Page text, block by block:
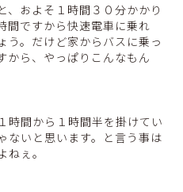
、およそ１時間３０分かかり
間ですから快速電車に乗れ
う。だけど家からバスに乗っ
から、やっぱりこんなもん
時間から１時間半を掛けてい
ないと思います。と言う事は
ぇ。